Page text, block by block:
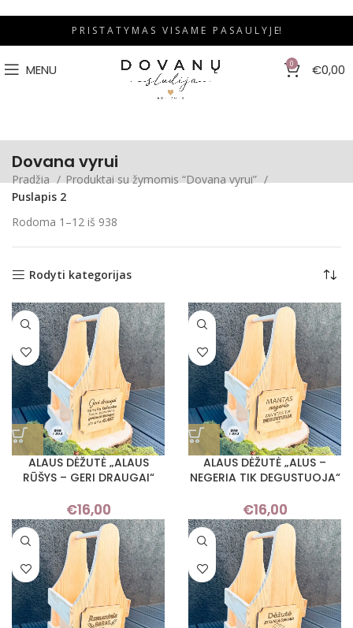
P R I S T A T Y M A S V I S A M E P A S A U L Y J E!
MENU 0 €0,00
Dovana vyrui
Pradžia
Produktai su žymomis “Dovana vyrui”
Puslapis 2
Rodoma 1–12 iš 938
Rodyti kategorijas
ALAUS DĖŽUTĖ „ALAUS
RŪŠYS – GERI DRAUGAI“
€16,00
ALAUS DĖŽUTĖ „ALUS –
NEGERIA TIK DEGUSTUOJA“
€16,00